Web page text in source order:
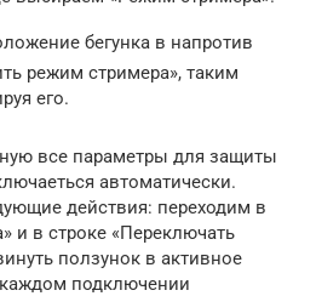
бегунка в напротив
режим стримера», таким
его.
все параметры для защиты
автоматически.
действия: переходим в
и в строке «Переключать
ползунок в активное
подключении